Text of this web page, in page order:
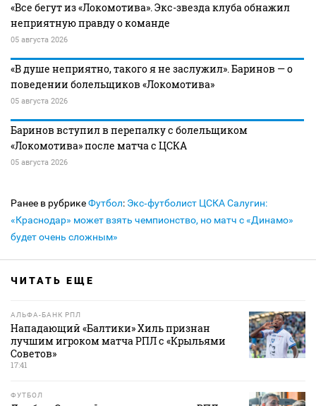
«Все бегут из «Локомотива». Экс-звезда клуба обнажил
неприятную правду о команде
05 августа 2026
«В душе неприятно, такого я не заслужил». Баринов — о
поведении болельщиков «Локомотива»
05 августа 2026
Баринов вступил в перепалку с болельщиком
«Локомотива» после матча с ЦСКА
05 августа 2026
Ранее в рубрикеФутбол: Экс‑футболист ЦСКА Салугин:
«Краснодар» может взять чемпионство, но матч с «Динамо»
будет очень сложным»
ЧИТАТЬ ЕЩЕ
АЛЬФА-БАНК РПЛ
Нападающий «Балтики» Хиль признан
лучшим игроком матча РПЛ с «Крыльями
Советов»
17:41
ФУТБОЛ